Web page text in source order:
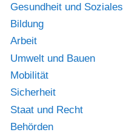
Gesundheit und Soziales
Bildung
Arbeit
Umwelt und Bauen
Mobilität
Sicherheit
Staat und Recht
Behörden